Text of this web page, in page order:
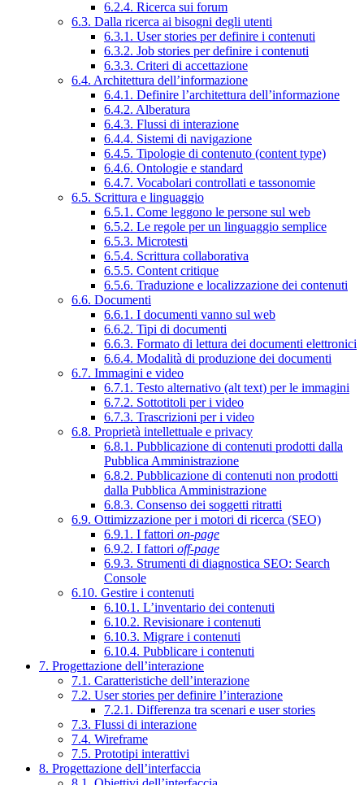
6.2.4. Ricerca sui forum
6.3. Dalla ricerca ai bisogni degli utenti
6.3.1. User stories per definire i contenuti
6.3.2. Job stories per definire i contenuti
6.3.3. Criteri di accettazione
6.4. Architettura dell’informazione
6.4.1. Definire l’architettura dell’informazione
6.4.2. Alberatura
6.4.3. Flussi di interazione
6.4.4. Sistemi di navigazione
6.4.5. Tipologie di contenuto (content type)
6.4.6. Ontologie e standard
6.4.7. Vocabolari controllati e tassonomie
6.5. Scrittura e linguaggio
6.5.1. Come leggono le persone sul web
6.5.2. Le regole per un linguaggio semplice
6.5.3. Microtesti
6.5.4. Scrittura collaborativa
6.5.5. Content critique
6.5.6. Traduzione e localizzazione dei contenuti
6.6. Documenti
6.6.1. I documenti vanno sul web
6.6.2. Tipi di documenti
6.6.3. Formato di lettura dei documenti elettronici
6.6.4. Modalità di produzione dei documenti
6.7. Immagini e video
6.7.1. Testo alternativo (alt text) per le immagini
6.7.2. Sottotitoli per i video
6.7.3. Trascrizioni per i video
6.8. Proprietà intellettuale e privacy
6.8.1. Pubblicazione di contenuti prodotti dalla
Pubblica Amministrazione
6.8.2. Pubblicazione di contenuti non prodotti
dalla Pubblica Amministrazione
6.8.3. Consenso dei soggetti ritratti
6.9. Ottimizzazione per i motori di ricerca (SEO)
6.9.1. I fattori on-page
6.9.2. I fattori off-page
6.9.3. Strumenti di diagnostica SEO: Search
Console
6.10. Gestire i contenuti
6.10.1. L’inventario dei contenuti
6.10.2. Revisionare i contenuti
6.10.3. Migrare i contenuti
6.10.4. Pubblicare i contenuti
7. Progettazione dell’interazione
7.1. Caratteristiche dell’interazione
7.2. User stories per definire l’interazione
7.2.1. Differenza tra scenari e user stories
7.3. Flussi di interazione
7.4. Wireframe
7.5. Prototipi interattivi
8. Progettazione dell’interfaccia